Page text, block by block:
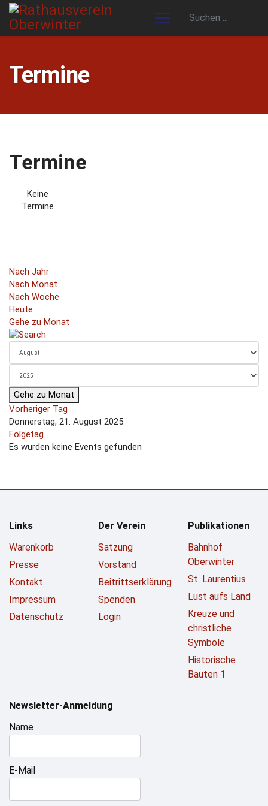
Termine
Termine
Keine
Termine
Nach Jahr
Nach Monat
Nach Woche
Heute
Gehe zu Monat
Gehe zu Monat
Vorheriger Tag
Donnerstag, 21. August 2025
Folgetag
Es wurden keine Events gefunden
Links
Warenkorb
Presse
Kontakt
Impressum
Datenschutz
Der Verein
Satzung
Vorstand
Beitrittserklärung
Spenden
Login
Publikationen
Bahnhof
Oberwinter
St. Laurentius
Lust aufs Land
Kreuze und
christliche
Symbole
Historische
Bauten 1
Newsletter-Anmeldung
Name
E-Mail